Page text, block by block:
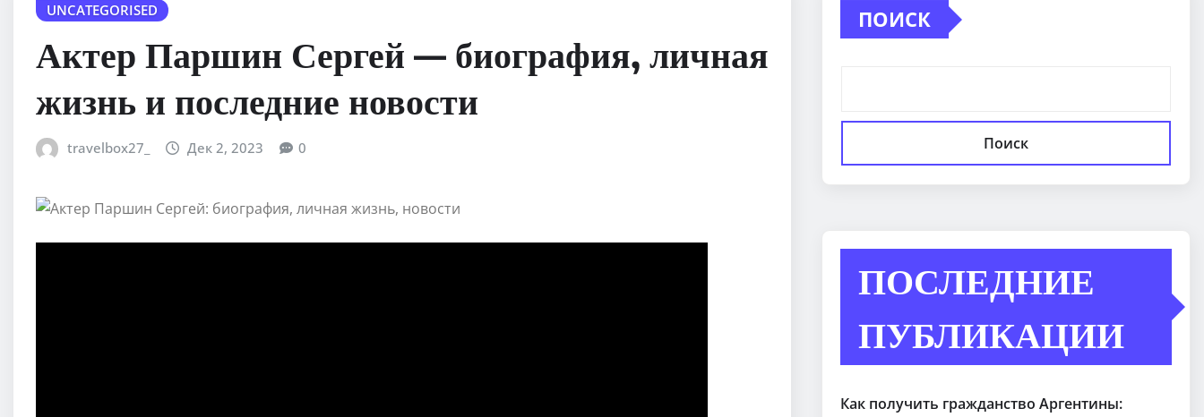
UNCATEGORISED
Актер Паршин Сергей — биография, личная
жизнь и последние новости
travelbox27_ Дек 2, 2023 0
ПОИСК
Поиск
ПОСЛЕДНИЕ
ПУБЛИКАЦИИ
Как получить гражданство Аргентины: